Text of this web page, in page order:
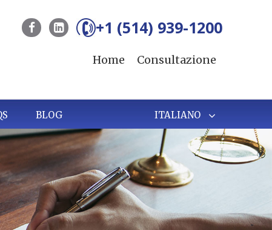
+1 (514) 939-1200
Home Consultazione
BLOG ITALIANO